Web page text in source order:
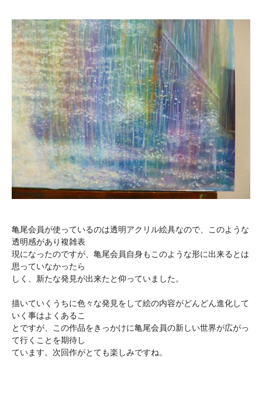
亀尾会員が使っているのは透明アクリル絵具なので、このような
透明感があり複雑表
現になったのですが、亀尾会員自身もこのような形に出来るとは
思っていなかったら
しく、新たな発見が出来たと仰っていました。
描いていくうちに色々な発見をして絵の内容がどんどん進化して
いく事はよくあるこ
とですが、この作品をきっかけに亀尾会員の新しい世界が広がっ
て行くことを期待し
ています。次回作がとても楽しみですね。